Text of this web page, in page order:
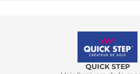
QUICK STEP